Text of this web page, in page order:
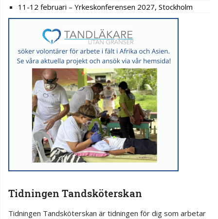
11-12 februari – Yrkeskonferensen 2027, Stockholm
Tidningen Tandsköterskan
Tidningen Tandsköterskan är tidningen för dig som arbetar